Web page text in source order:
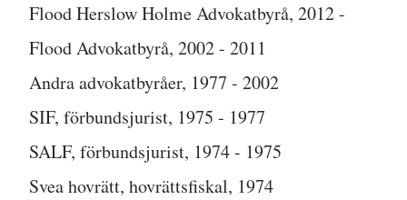
Flood Herslow Holme Advokatbyrå, 2012 -
Flood Advokatbyrå, 2002 - 2011
Andra advokatbyråer, 1977 - 2002
SIF, förbundsjurist, 1975 - 1977
SALF, förbundsjurist, 1974 - 1975
Svea hovrätt, hovrättsfiskal, 1974